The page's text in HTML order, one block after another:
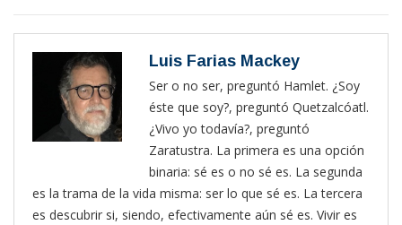
Luis Farias Mackey
Ser o no ser, preguntó Hamlet. ¿Soy
éste que soy?, preguntó Quetzalcóatl.
¿Vivo yo todavía?, preguntó
Zaratustra. La primera es una opción
binaria: sé es o no sé es. La segunda
es la trama de la vida misma: ser lo que sé es. La tercera
es descubrir si, siendo, efectivamente aún sé es. Vivir es